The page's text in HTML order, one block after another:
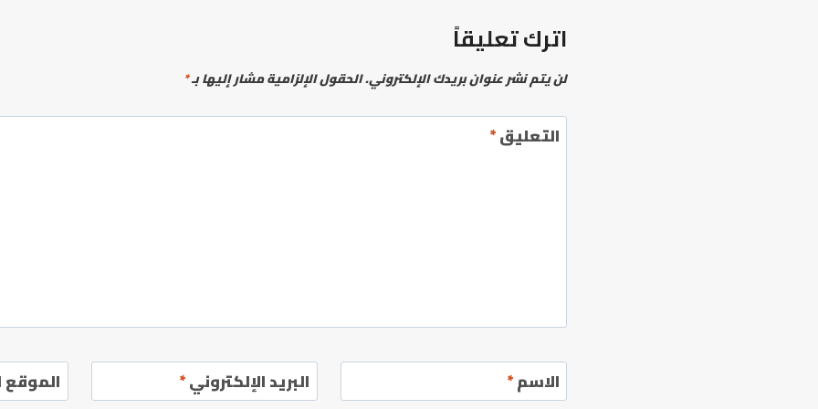
AND
LUGGAGE
THE
اترك تعليقاً
لن يتم نشر عنوان بريدك الإلكتروني.الحقول الإلزامية مشار إليها بـ*
التعليق*
الاسم* البريد الإلكتروني* الموقع